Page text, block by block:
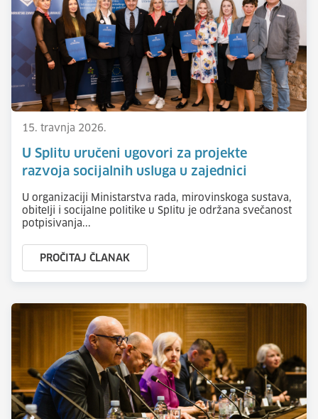
15. travnja 2026.
U Splitu uručeni ugovori za projekte
razvoja socijalnih usluga u zajednici
U organizaciji Ministarstva rada, mirovinskoga sustava,
obitelji i socijalne politike u Splitu je održana svečanost
potpisivanja...
PROČITAJ ČLANAK